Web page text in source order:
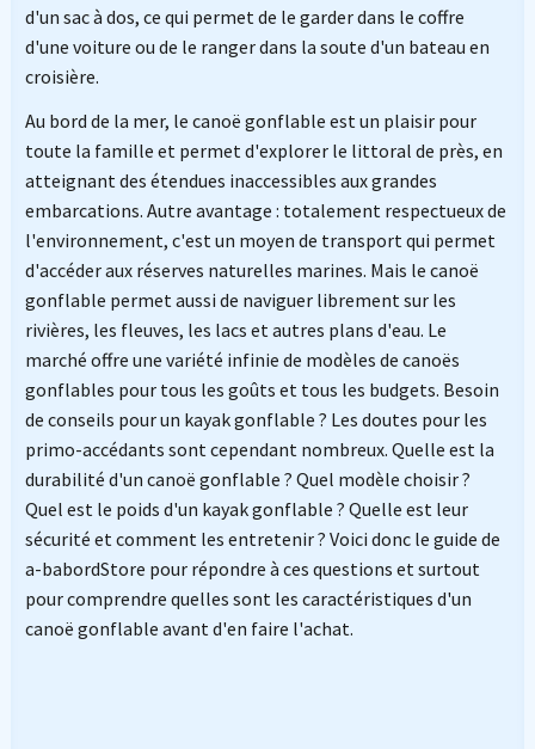
d'un sac à dos, ce qui permet de le garder dans le coffre
d'une voiture ou de le ranger dans la soute d'un bateau en
croisière.
Au bord de la mer, le canoë gonflable est un plaisir pour
toute la famille et permet d'explorer le littoral de près, en
atteignant des étendues inaccessibles aux grandes
embarcations. Autre avantage : totalement respectueux de
l'environnement, c'est un moyen de transport qui permet
d'accéder aux réserves naturelles marines. Mais le canoë
gonflable permet aussi de naviguer librement sur les
rivières, les fleuves, les lacs et autres plans d'eau. Le
marché offre une variété infinie de modèles de canoës
gonflables pour tous les goûts et tous les budgets. Besoin
de conseils pour un kayak gonflable ? Les doutes pour les
primo-accédants sont cependant nombreux. Quelle est la
durabilité d'un canoë gonflable ? Quel modèle choisir ?
Quel est le poids d'un kayak gonflable ? Quelle est leur
sécurité et comment les entretenir ? Voici donc le guide de
a-babordStore pour répondre à ces questions et surtout
pour comprendre quelles sont les caractéristiques d'un
canoë gonflable avant d'en faire l'achat.